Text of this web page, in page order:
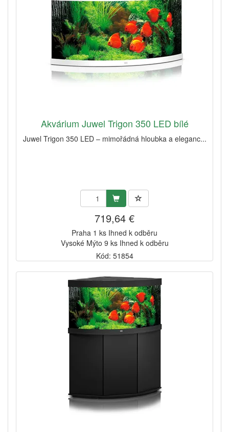
Akvárium Juwel Trigon 350 LED bílé
Juwel Trigon 350 LED – mimořádná hloubka a eleganc...
719,64 €
Praha 1 ks Ihned k odběru
Vysoké Mýto 9 ks Ihned k odběru
Kód: 51854